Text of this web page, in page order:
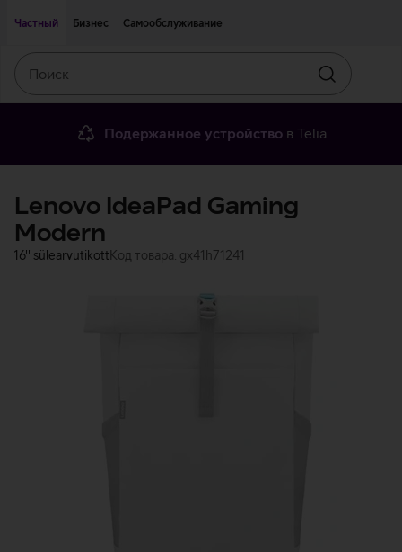
Частный
Бизнес Самообслуживание
Искать
Подержанное устройство в Telia
Lenovo IdeaPad Gaming
Modern
16'' sülearvutikott Код товара: gx41h71241